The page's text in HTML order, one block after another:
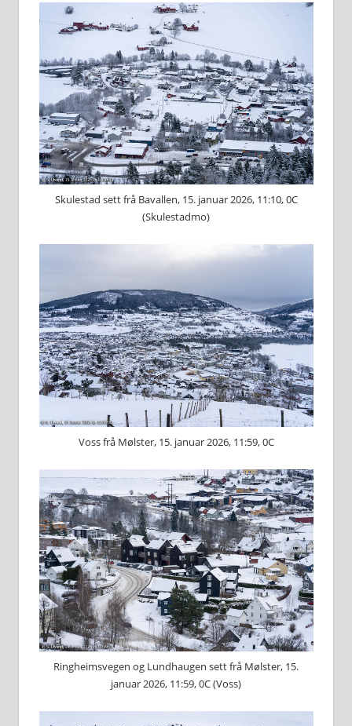
Skulestad sett frå Bavallen, 15. januar 2026, 11:10, 0C
(Skulestadmo)
Voss frå Mølster, 15. januar 2026, 11:59, 0C
Ringheimsvegen og Lundhaugen sett frå Mølster, 15.
januar 2026, 11:59, 0C (Voss)